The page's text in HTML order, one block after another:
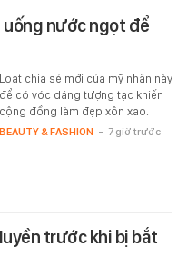
uống nước ngọt để
Loạt chia sẻ mới của mỹ nhân này
để có vóc dáng tượng tạc khiến
cộng đồng làm đẹp xôn xao.
BEAUTY & FASHION - 7 giờ trước
trước khi bị bắt